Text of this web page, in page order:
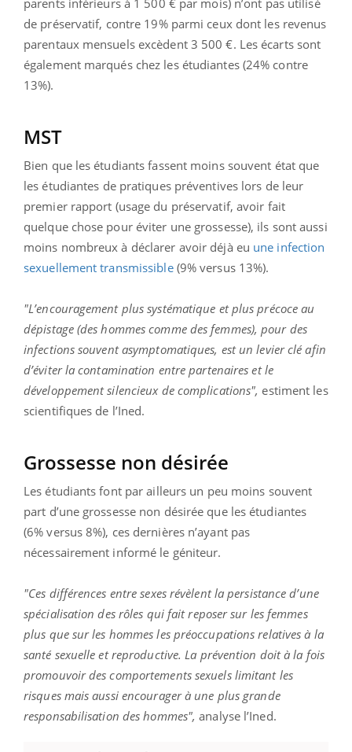
de préservatif, contre 19% parmi ceux dont les revenus
parentaux mensuels excèdent 3 500 €. Les écarts sont
également marqués chez les étudiantes (24% contre
13%).
MST
Bien que les étudiants fassent moins souvent état que
les étudiantes de pratiques préventives lors de leur
premier rapport (usage du préservatif, avoir fait
quelque chose pour éviter une grossesse), ils sont aussi
moins nombreux à déclarer avoir déjà eu une infection
sexuellement transmissible(9% versus 13%).
"L’encouragement plus systématique et plus précoce au
dépistage (des hommes comme des femmes), pour des
infections souvent asymptomatiques, est un levier clé afin
d’éviter la contamination entre partenaires et le
développement silencieux de complications", estiment les
scientifiques de l’Ined.
Grossesse non désirée
Les étudiants font par ailleurs un peu moins souvent
part d’une grossesse non désirée que les étudiantes
(6% versus 8%), ces dernières n’ayant pas
nécessairement informé le géniteur.
"Ces différences entre sexes révèlent la persistance d’une
spécialisation des rôles qui fait reposer sur les femmes
plus que sur les hommes les préoccupations relatives à la
santé sexuelle et reproductive. La prévention doit à la fois
promouvoir des comportements sexuels limitant les
risques mais aussi encourager à une plus grande
responsabilisation des hommes", analyse l’Ined.